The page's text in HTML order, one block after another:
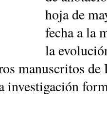
hoja de
fecha a la
la
manuscritos
investigación